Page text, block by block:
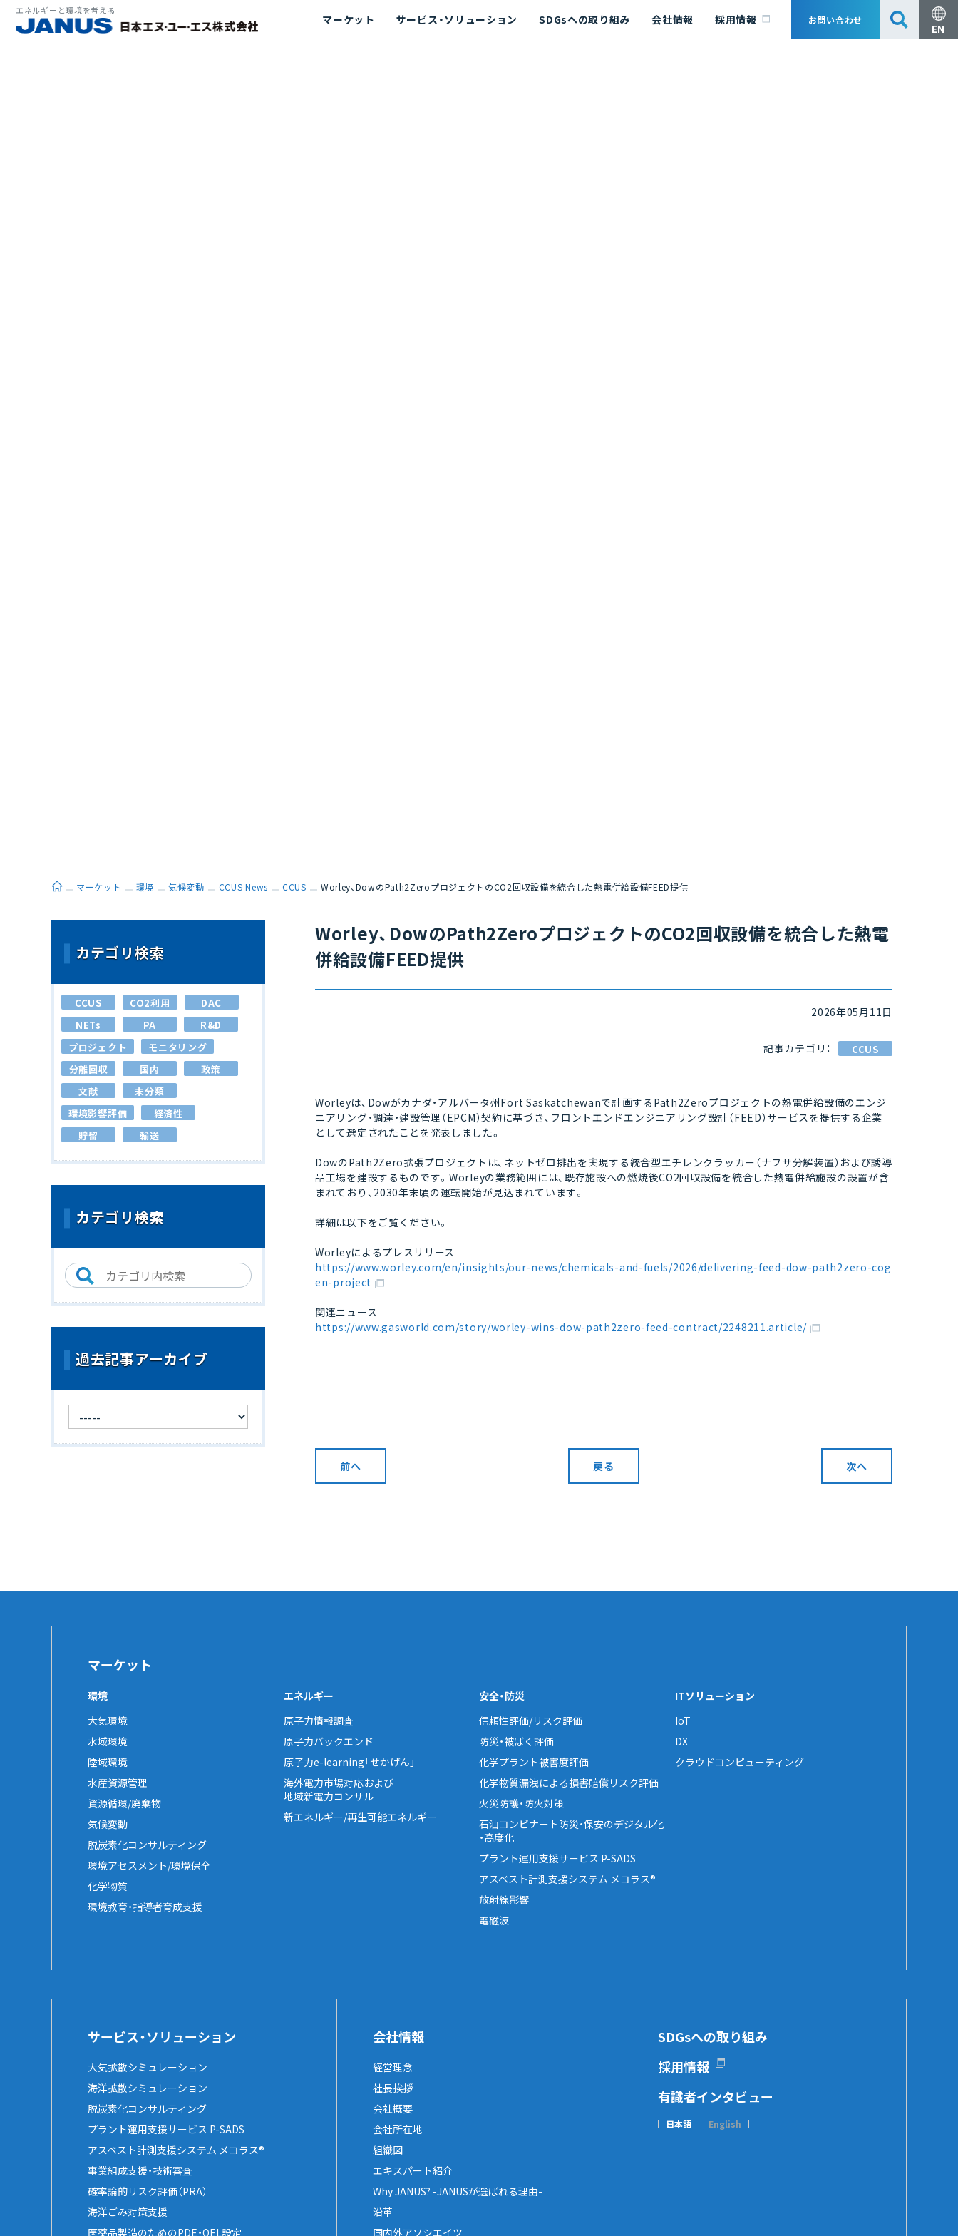
エネルギーと環境を考える
マーケット サービス・ソリューション SDGsへの取り組み 会社情報 採用情報 お問い合わせ
EN
ホームマーケット 環境 気候変動 CCUS News CCUS Worley、DowのPath2ZeroプロジェクトのCO2回収設備を統合した熱電併給設備FEED提供
Worley、DowのPath2ZeroプロジェクトのCO2回収設備を統合した熱電
併給設備FEED提供
2026年05月11日
記事カテゴリ： CCUS
Worleyは、Dowがカナダ・アルバータ州Fort Saskatchewanで計画するPath2Zeroプロジェクトの熱電併給設備のエンジ
ニアリング・調達・建設管理（EPCM）契約に基づき、フロントエンドエンジニアリング設計（FEED）サービスを提供する企業
として選定されたことを発表しました。
DowのPath2Zero拡張プロジェクトは、ネットゼロ排出を実現する統合型エチレンクラッカー（ナフサ分解装置）および誘導
品工場を建設するものです。Worleyの業務範囲には、既存施設への燃焼後CO2回収設備を統合した熱電併給施設の設置が含
まれており、2030年末頃の運転開始が見込まれています。
詳細は以下をご覧ください。
Worleyによるプレスリリース
https://www.worley.com/en/insights/our-news/chemicals-and-fuels/2026/delivering-feed-dow-path2zero-cog
en-project
関連ニュース
https://www.gasworld.com/story/worley-wins-dow-path2zero-feed-contract/2248211.article/
前へ 戻る 次へ
カテゴリ検索
CCUS CO2利用
DAC
NETs
PA
R&D
プロジェクト
モニタリング
分離回収
国内
政策
文献
未分類
環境影響評価
経済性
貯留
輸送
カテゴリ検索
過去記事アーカイブ
マーケット
環境
大気環境
水域環境
陸域環境
水産資源管理
資源循環/廃棄物
気候変動
脱炭素化コンサルティング
環境アセスメント/環境保全
化学物質
環境教育・指導者育成支援
エネルギー
原子力情報調査
原子力バックエンド
原子力e-learning「せかげん」
海外電力市場対応および
地域新電力コンサル
新エネルギー/再生可能エネルギー
安全・防災
信頼性評価/リスク評価
防災・被ばく評価
化学プラント被害度評価
化学物質漏洩による損害賠償リスク評価
火災防護・防火対策
石油コンビナート防災・保安のデジタル化
・高度化
プラント運用支援サービス P-SADS
アスベスト計測支援システム メコラス®
放射線影響
電磁波
ITソリューション
IoT
DX
クラウドコンピューティング
サービス・ソリューション
大気拡散シミュレーション
海洋拡散シミュレーション
脱炭素化コンサルティング
プラント運用支援サービス P-SADS
アスベスト計測支援システム メコラス®
事業組成支援・技術審査
確率論的リスク評価（PRA）
海洋ごみ対策支援
医薬品製造のためのPDE・OEL設定
会社情報
経営理念
社長挨拶
会社概要
会社所在地
組織図
エキスパート紹介
Why JANUS? -JANUSが選ばれる理由-
沿革
国内外アソシエイツ
SDGsへの取り組み
採用情報
有識者インタビュー
日本語 English